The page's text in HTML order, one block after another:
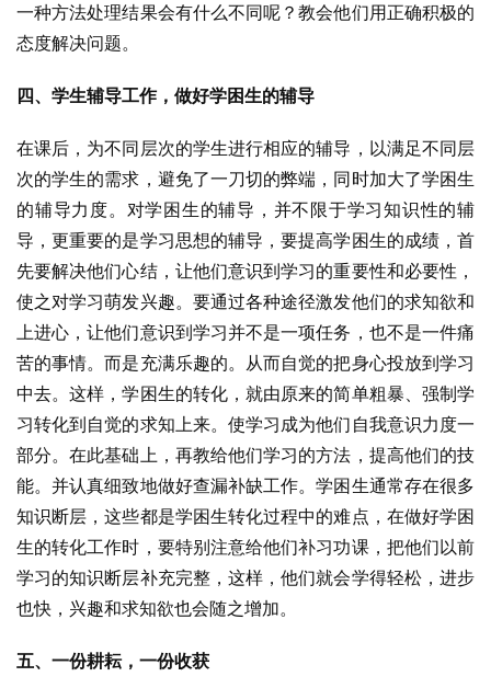
一种方法处理结果会有什么不同呢？教会他们用正确积极的
态度解决问题。
四、学生辅导工作，做好学困生的辅导
在课后，为不同层次的学生进行相应的辅导，以满足不同层
次的学生的需求，避免了一刀切的弊端，同时加大了学困生
的辅导力度。对学困生的辅导，并不限于学习知识性的辅
导，更重要的是学习思想的辅导，要提高学困生的成绩，首
先要解决他们心结，让他们意识到学习的重要性和必要性，
使之对学习萌发兴趣。要通过各种途径激发他们的求知欲和
上进心，让他们意识到学习并不是一项任务，也不是一件痛
苦的事情。而是充满乐趣的。从而自觉的把身心投放到学习
中去。这样，学困生的转化，就由原来的简单粗暴、强制学
习转化到自觉的求知上来。使学习成为他们自我意识力度一
部分。在此基础上，再教给他们学习的方法，提高他们的技
能。并认真细致地做好查漏补缺工作。学困生通常存在很多
知识断层，这些都是学困生转化过程中的难点，在做好学困
生的转化工作时，要特别注意给他们补习功课，把他们以前
学习的知识断层补充完整，这样，他们就会学得轻松，进步
也快，兴趣和求知欲也会随之增加。
五、一份耕耘，一份收获